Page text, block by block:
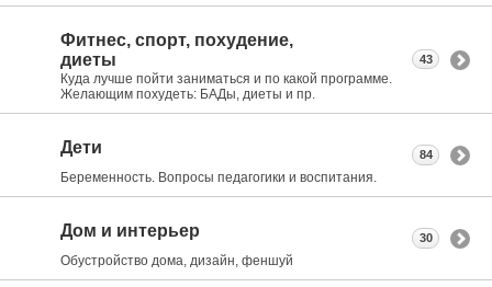
Фитнес, спорт, похудение,
диеты
Куда лучше пойти заниматься и по какой программе.
Желающим похудеть: БАДы, диеты и пр.
43
Дети
Беременность. Вопросы педагогики и воспитания.
84
Дом и интерьер
Обустройство дома, дизайн, феншуй
30